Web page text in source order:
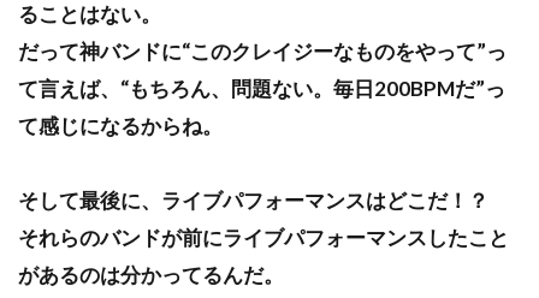
ることはない。
だって神バンドに“このクレイジーなものをやって”っ
て言えば、“もちろん、問題ない。毎日200BPMだ”っ
て感じになるからね。
そして最後に、ライブパフォーマンスはどこだ！？
それらのバンドが前にライブパフォーマンスしたこと
があるのは分かってるんだ。